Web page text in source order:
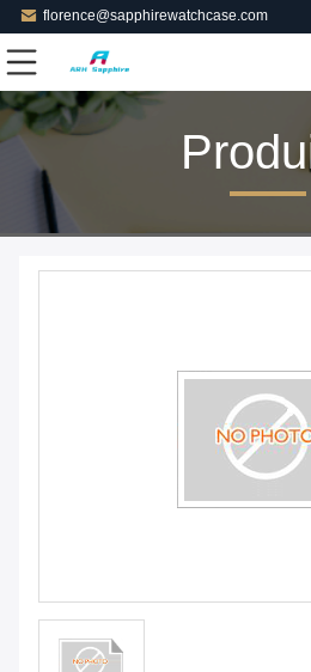
florence@sapphirewatchcase.com